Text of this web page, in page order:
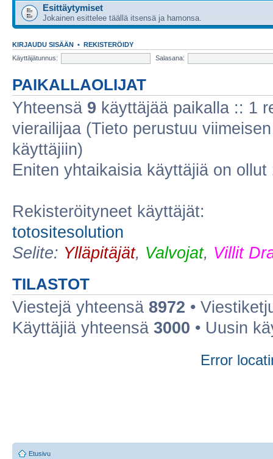
Esittäytymiset
Jokainen esittelee täällä itsensä ja hamonsa.
KIRJAUDU SISÄÄN • REKISTERÖIDY
Käyttäjätunnus:
Salasana:
PAIKALLAOLIJAT
Yhteensä 9 käyttäjää paikalla :: 1
vierailijaa (Tieto perustuu
käyttäjiin)
Eniten yhtaikaisia käyttäjiä on ollut
Rekisteröityneet käyttäjät:
totositesolution
Selite: Ylläpitäjät, Valvojat, Villit
TILASTOT
Viestejä yhteensä 8972 •
Käyttäjiä yhteensä 3000 • Uusin
Error
Etusivu